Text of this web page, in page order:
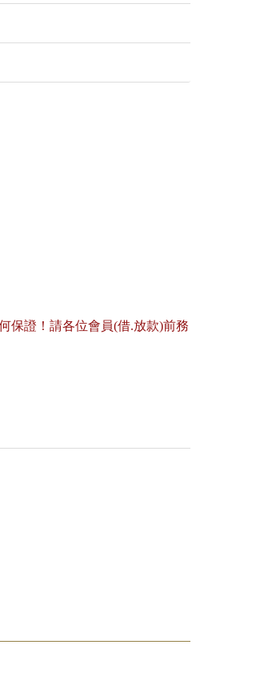
保證！請各位會員(借.放款)前務